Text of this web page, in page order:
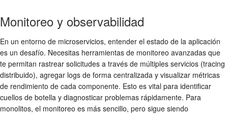
Monitoreo y observabilidad
En un entorno de microservicios, entender el estado de la aplicación
es un desafío. Necesitas herramientas de monitoreo avanzadas que
te permitan rastrear solicitudes a través de múltiples servicios (tracing
distribuido), agregar logs de forma centralizada y visualizar métricas
de rendimiento de cada componente. Esto es vital para identificar
cuellos de botella y diagnosticar problemas rápidamente. Para
monolitos, el monitoreo es más sencillo, pero sigue siendo